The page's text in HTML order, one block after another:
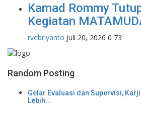
Kamad Rommy
Kegiatan
rvebriyanto Juli 20, 2026 0 73
Random Posting
Gelar Evaluasi dan Supervisi,
Lebih...